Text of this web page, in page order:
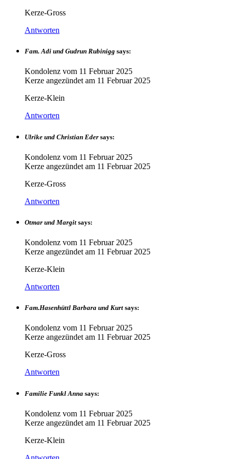
Kerze-Gross
Antworten
Fam. Adi und Gudrun Rubinigg says:
Kondolenz vom 11 Februar 2025
Kerze angezündet am 11 Februar 2025
Kerze-Klein
Antworten
Ulrike und Christian Eder says:
Kondolenz vom 11 Februar 2025
Kerze angezündet am 11 Februar 2025
Kerze-Gross
Antworten
Otmar und Margit says:
Kondolenz vom 11 Februar 2025
Kerze angezündet am 11 Februar 2025
Kerze-Klein
Antworten
Fam.Hasenhüttl Barbara und Kurt says:
Kondolenz vom 11 Februar 2025
Kerze angezündet am 11 Februar 2025
Kerze-Gross
Antworten
Familie Funkl Anna says:
Kondolenz vom 11 Februar 2025
Kerze angezündet am 11 Februar 2025
Kerze-Klein